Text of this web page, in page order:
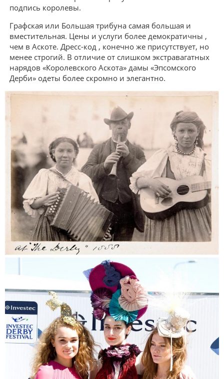
подпись королевы.
Графская или Большая трибуна самая большая и
вместительная. Цены и услуги более демократичны ,
чем в Аскоте. Дресс-код , конечно же присутствует, но
менее строгий. В отличие от слишком экстравагатных
нарядов «Королевского Аскота» дамы «Эпсомского
Дерби» одеты более скромно и элегантно.